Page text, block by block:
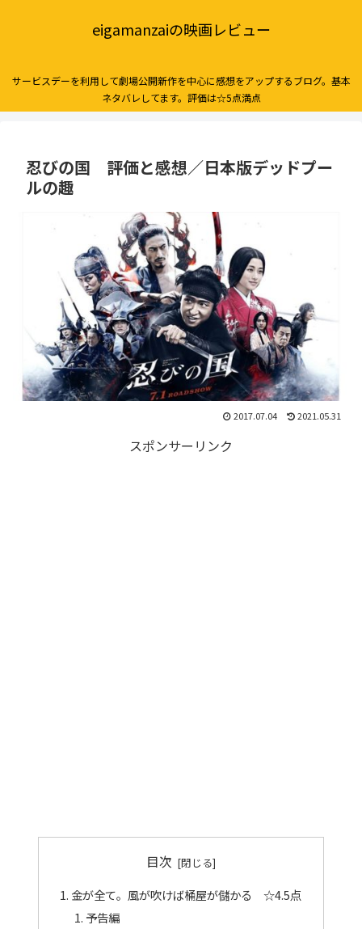
eigamanzaiの映画レビュー
サービスデーを利用して劇場公開新作を中心に感想をアップするブログ。基本
ネタバレしてます。評価は☆5点満点
忍びの国 評価と感想／日本版デッドプー
ルの趣
2017.07.04 2021.05.31
スポンサーリンク
目次
金が全て。風が吹けば桶屋が儲かる ☆4.5点
予告編